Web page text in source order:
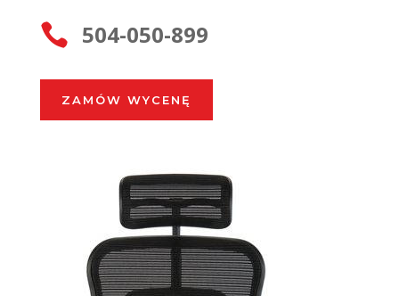
 504-050-899
ZAMÓW WYCENĘ